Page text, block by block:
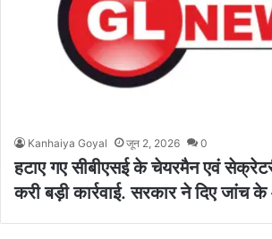
Kanhaiya Goyal जून 2, 2026 0
हटाए गए सीबीएसई के चेयरमैन एवं
करी बड़ी कार्रवाई. सरकार ने दिए जांच